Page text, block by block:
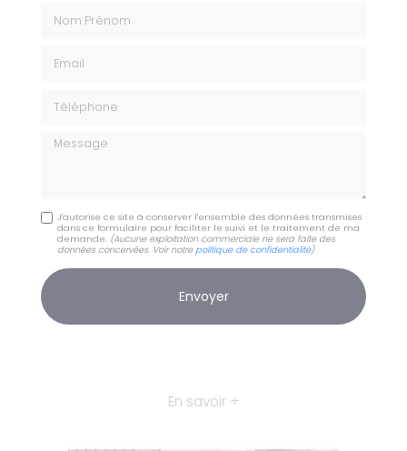
Message
J'autorise ce site à conserver l'ensemble des données transmises
dans ce formulaire pour faciliter le suivi et le traitement de ma
demande. (Aucune exploitation commerciale ne sera faite des
données concervées. Voir notrepolitique de confidentialité)
En savoir +